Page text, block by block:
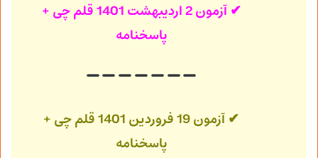
✔ آزمون 2 اردیبهشت 1401
قلم چی +
پاسخنامه
✔ آزمون 19 فروردین 1401
قلم چی +
پاسخنامه